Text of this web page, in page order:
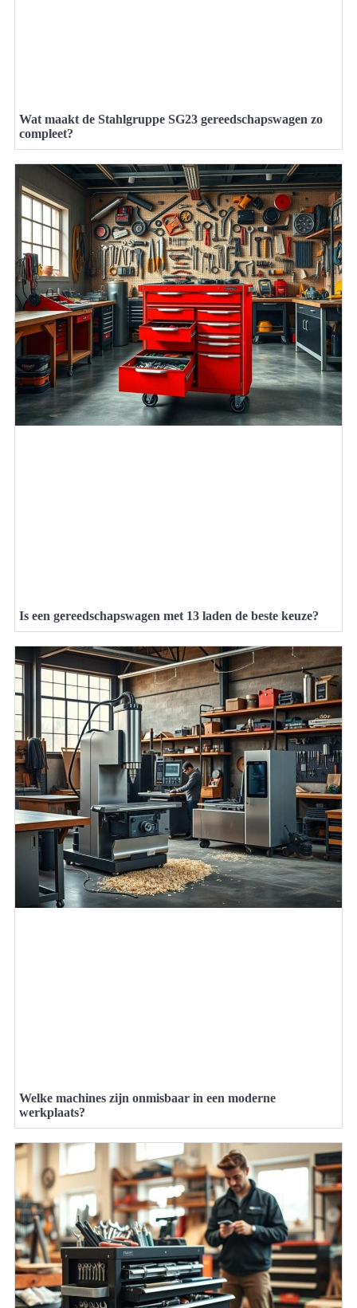
Wat maakt de Stahlgruppe SG23 gereedschapswagen zo
compleet?
Is een gereedschapswagen met 13 laden de beste keuze?
Welke machines zijn onmisbaar in een moderne
werkplaats?